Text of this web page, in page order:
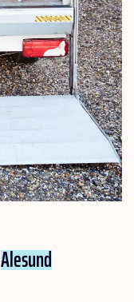
Alesund